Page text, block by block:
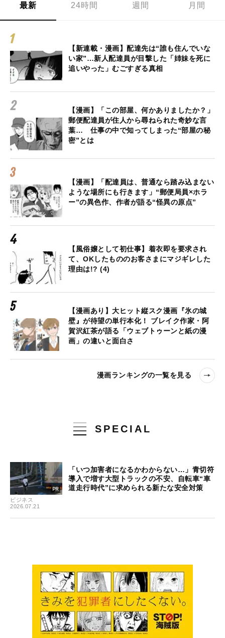
最新 24時間 週間 月間
【新連載・漫画】配達先は“誰も住んでいな
い家”…新人配達員が目撃した「姉妹を死に
追いやった」むごすぎる真相
【漫画】「この部屋、何かありましたか？」
郵便配達員が住人から尋ねられた奇妙な言
葉… 仕事の中で知ってしまった“部屋の秘
密”とは
【漫画】「配達員は、普通なら踏み込まない
ような場所にも行きます」“郵便局員×ホラ
ー”の異色作、作者が語る“怪異の原点”
【風俗嬢として初仕事】着衣即を要求され
て、OKしたもののお客さまにマジギレした
理由は!? (4)
【漫画あり】大ヒット縦スク漫画『氷の城
壁』が待望の単行本化！ ブレイク作家・阿
賀沢紅茶が語る「ウェブトゥーンと紙の漫
画」の違いと面白さ
漫画ランキングの一覧を見る
SPECIAL
ビジネス
2026.07.21
「いつ加害者になるかわからない…」青切符
導入で増す大型トラックの不安、自転車“車
道走行時代”に求められる新たな安全対策